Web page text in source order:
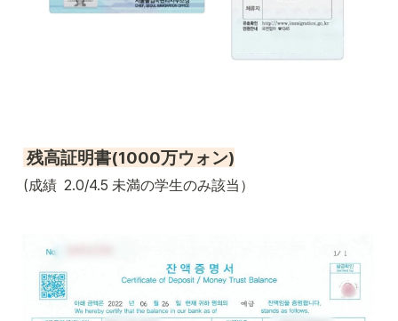
残高証明書(1000万ウォン)
(成績  2.0/4.5 未満の学生のみ該当）